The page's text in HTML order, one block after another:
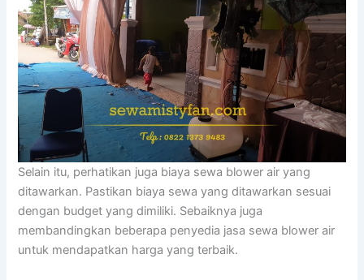
Selain itu, perhatikan juga biaya sewa blower air yang
ditawarkan. Pastikan biaya sewa yang ditawarkan sesuai
dengan budget yang dimiliki. Sebaiknya juga
membandingkan beberapa penyedia jasa sewa blower air
untuk mendapatkan harga yang terbaik.